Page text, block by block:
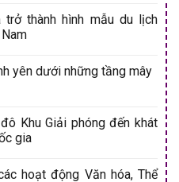
trở thành hình mẫu du lịch
yên dưới những tầng mây
Khu Giải phóng đến khát
gia
hoạt động Văn hóa, Thể